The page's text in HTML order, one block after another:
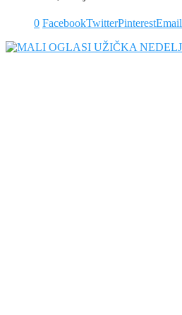
0 FacebookTwitterPinterestEmail